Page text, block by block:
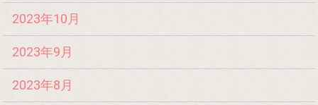
2023年10月
2023年9月
2023年8月